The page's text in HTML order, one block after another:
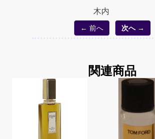
木内
← 前へ 次へ →
関連商品